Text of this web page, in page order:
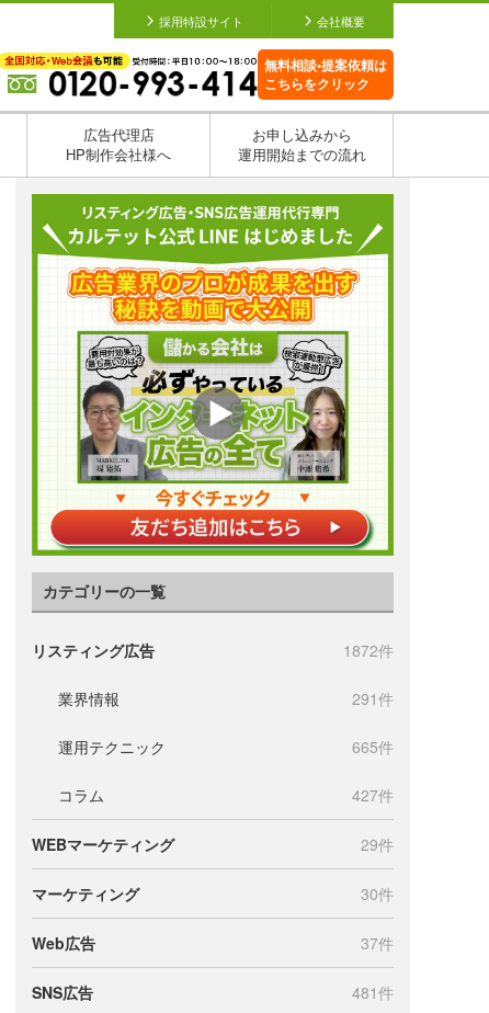
採用特設サイト 会社概要
無料相談•提案依頼は
こちらをクリック
広告代理店
HP制作会社様へ
お申し込みから
運用開始までの流れ
カテゴリーの一覧
リスティング広告 1872件
業界情報 291件
運用テクニック 665件
コラム 427件
WEBマーケティング 29件
マーケティング 30件
Web広告 37件
SNS広告 481件